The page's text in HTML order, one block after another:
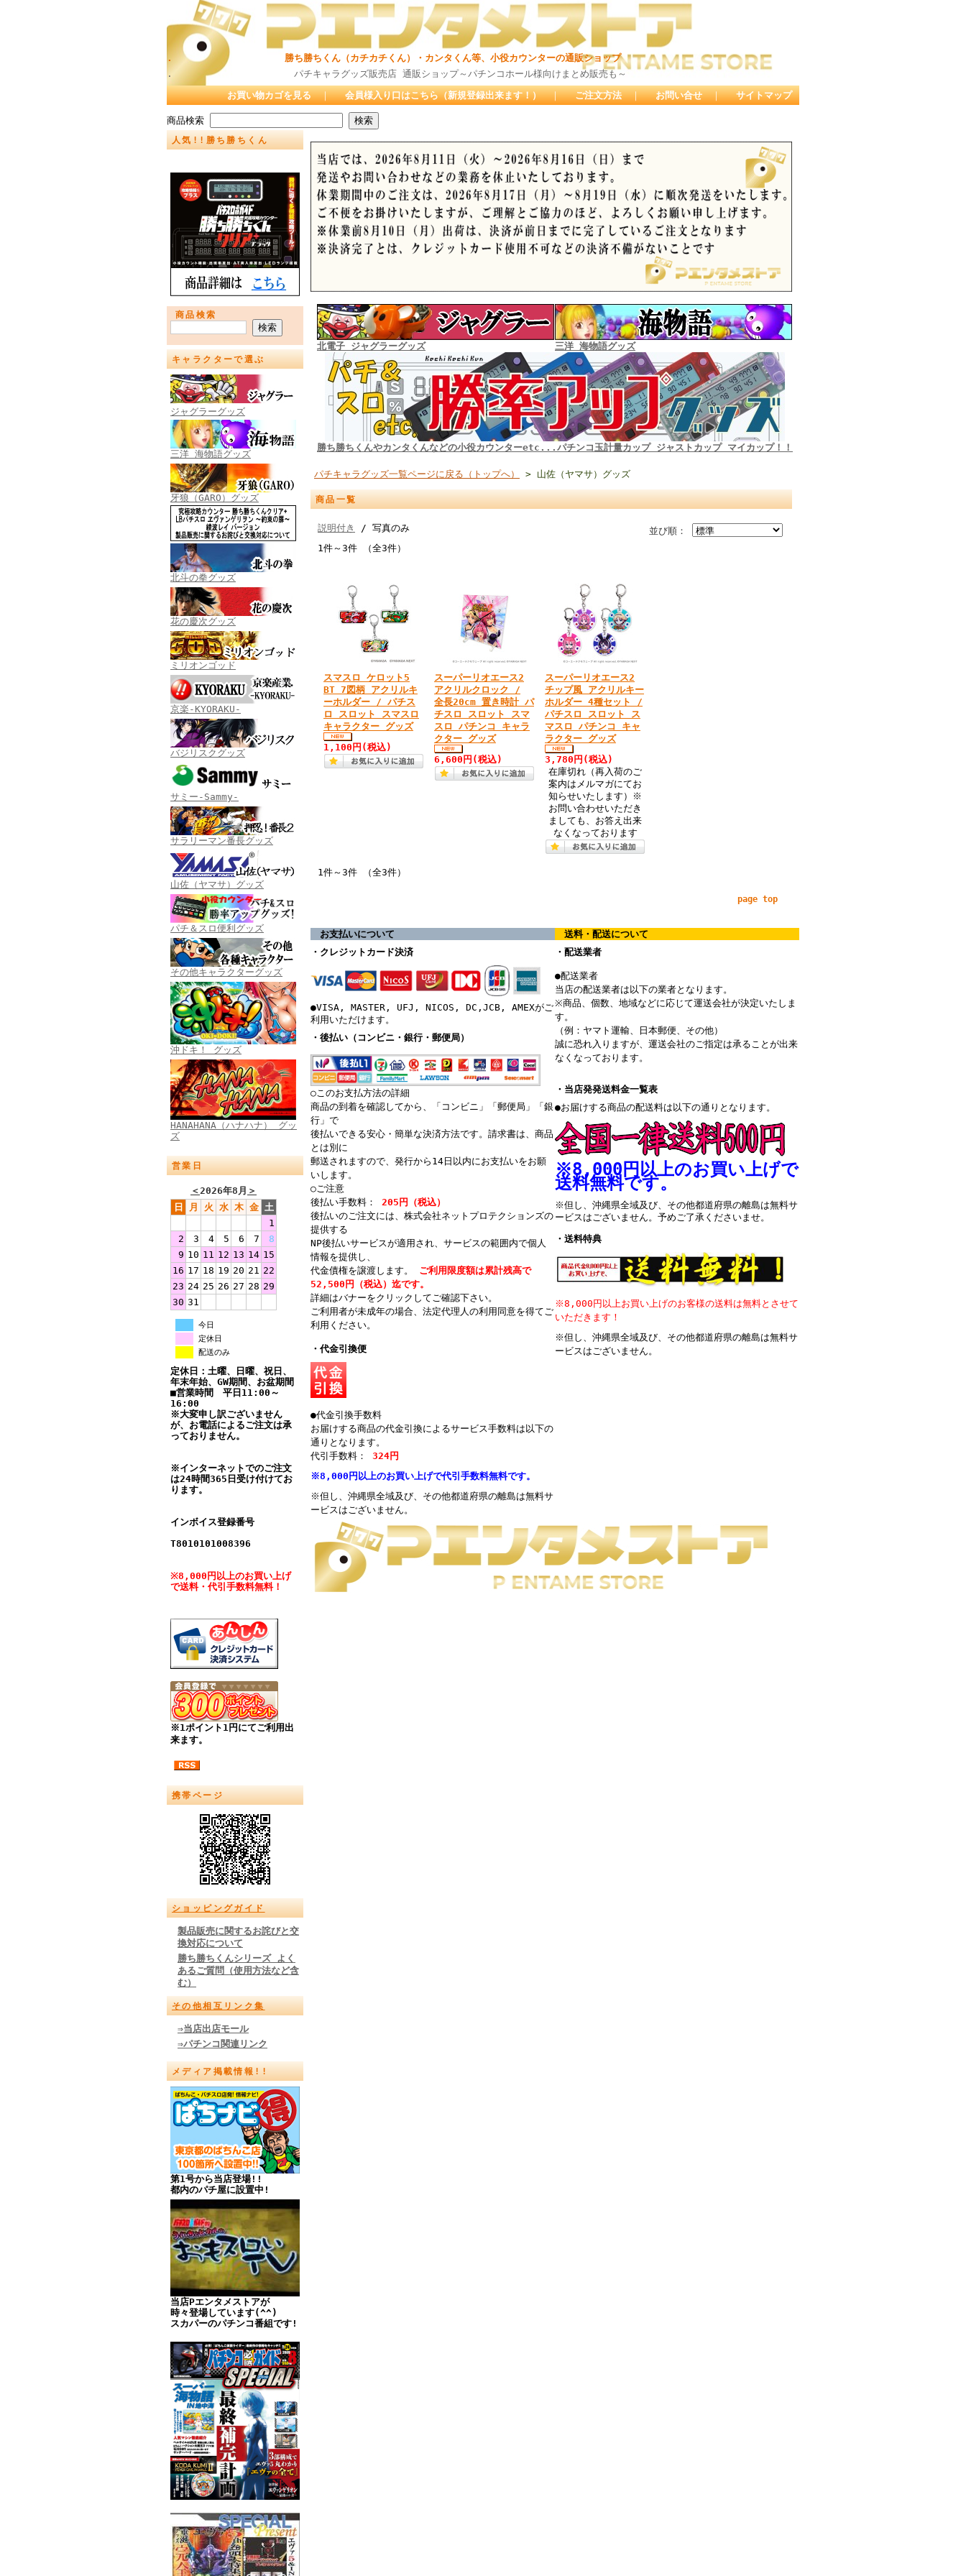
. 勝ち勝ちくん（カチカチくん）・カンタくん等、小役カウンターの通販ショップ
. パチキャラグッズ販売店 通販ショップ～パチンコホール様向けまとめ販売も～
お買い物カゴを見る ｜ 会員様入り口はこちら（新規登録出来ます！） ｜ ご注文方法 ｜ お問い合せ ｜ サイトマップ
商品検索
人気!!勝ち勝ちくん
商品検索
キャラクターで選ぶ
ジャグラーグッズ
三洋 海物語グッズ
牙狼（GARO）グッズ
北斗の拳グッズ
花の慶次グッズ
ミリオンゴッド
京楽-KYORAKU-
バジリスクグッズ
サミー-Sammy-
サラリーマン番長グッズ
山佐（ヤマサ）グッズ
パチ＆スロ便利グッズ
その他キャラクターグッズ
沖ドキ！ グッズ
HANAHANA（ハナハナ） グッ
ズ
営業日
＜2026年8月 ＞
日
月 火 水 木 金 土
1
2
3 4 5 6 7
8
9 10 11 12 13 14 15
16 17 18 19 20 21 22
23 24 25 26 27 28 29
30 31
今日
定休日
配送のみ
定休日：土曜、日曜、祝日、
年末年始、GW期間、お盆期間
■営業時間 平日11:00～
16:00
※大変申し訳ございません
が、お電話によるご注文は承
っておりません。
※インターネットでのご注文
は24時間365日受け付けてお
ります。
インボイス登録番号
T8010101008396
※8,000円以上のお買い上げ
で送料・代引手数料無料！
※1ポイント1円にてご利用出
来ます。
携帯ページ
ショッピングガイド
製品販売に関するお詫びと交
換対応について
勝ち勝ちくんシリーズ よく
あるご質問（使用方法など含
む）
その他相互リンク集
⇒当店出店モール
⇒パチンコ関連リンク
メディア掲載情報!!
第1号から当店登場!!
都内のパチ屋に設置中!
当店Pエンタメストアが
時々登場しています(^^)
スカパーのパチンコ番組です!
北電子 ジャグラーグッズ 三洋 海物語グッズ
勝ち勝ちくんやカンタくんなどの小役カウンターetc...パチンコ玉計量カップ ジャストカップ マイカップ！！
パチキャラグッズ一覧ページに戻る（トップへ） > 山佐（ヤマサ）グッズ
商品一覧
並び順：
説明付き
/ 写真のみ
1件～3件 （全3件）
スマスロ ケロット5
BT 7図柄 アクリルキ
ーホルダー / パチス
ロ スロット スマスロ
キャラクター グッズ
1,100円 (税込)
スーパーリオエース2
アクリルクロック /
全長20cm 置き時計 パ
チスロ スロット スマ
スロ パチンコ キャラ
クター グッズ
6,600円 (税込)
スーパーリオエース2
チップ風 アクリルキー
ホルダー 4種セット /
パチスロ スロット ス
マスロ パチンコ キャ
ラクター グッズ
3,780円 (税込)
在庫切れ（再入荷のご
案内はメルマガにてお
知らせいたします）※
お問い合わせいただき
ましても、お答え出来
なくなっております
1件～3件 （全3件）
page top
お支払いについて
・クレジットカード決済
●VISA, MASTER, UFJ, NICOS, DC,JCB, AMEXがご
利用いただけます。
・後払い（コンビニ・銀行・郵便局）
○このお支払方法の詳細
商品の到着を確認してから、「コンビニ」「郵便局」「銀
行」で
後払いできる安心・簡単な決済方法です。請求書は、商品
とは別に
郵送されますので、発行から14日以内にお支払いをお願
いします。
○ご注意
後払い手数料：
205円（税込）
後払いのご注文には、株式会社ネットプロテクションズの
提供する
NP後払いサービスが適用され、サービスの範囲内で個人
情報を提供し、
代金債権を譲渡します。
ご利用限度額は累計残高で
52,500円（税込）迄です。
詳細はバナーをクリックしてご確認下さい。
ご利用者が未成年の場合、法定代理人の利用同意を得てご
利用ください。
・代金引換便
●代金引換手数料
お届けする商品の代金引換によるサービス手数料は以下の
通りとなります。
代引手数料：
324円
※8,000円以上のお買い上げで代引手数料無料です。
※但し、沖縄県全域及び、その他都道府県の離島は無料サ
ービスはございません。
送料・配送について
・配送業者
●配送業者
当店の配送業者は以下の業者となります。
※商品、個数、地域などに応じて運送会社が決定いたしま
す。
（例：ヤマト運輸、日本郵便、その他）
誠に恐れ入りますが、運送会社のご指定は承ることが出来
なくなっております。
・当店発発送料金一覧表
●お届けする商品の配送料は以下の通りとなります。
※8,000円以上のお買い上げで
送料無料です。
※但し、沖縄県全域及び、その他都道府県の離島は無料サ
ービスはございません。予めご了承くださいませ。
・送料特典
※8,000円以上お買い上げのお客様の送料は無料とさせて
いただきます！
※但し、沖縄県全域及び、その他都道府県の離島は無料サ
ービスはございません。